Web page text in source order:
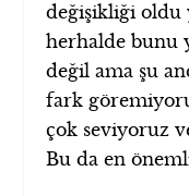
değişikliği oldu
herhalde bunu
değil ama şu
fark
çok seviyoruz
Bu da en